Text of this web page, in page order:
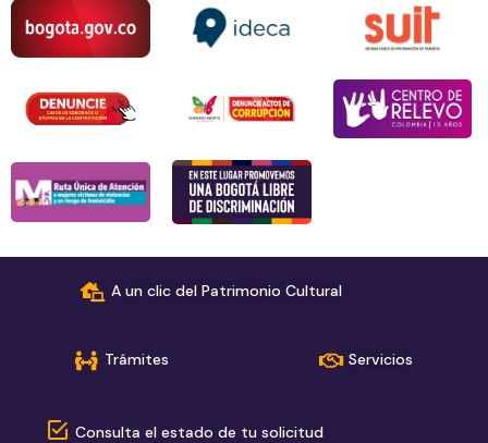
A un clic del Patrimonio Cultural
Trámites Servicios
Consulta el estado de tu solicitud